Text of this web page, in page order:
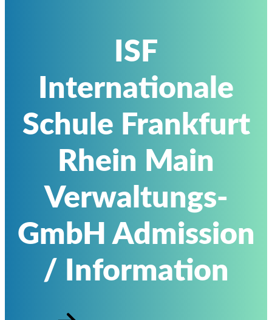
ISF
Internationale
Schule Frankfurt
Rhein Main
Verwaltungs-
GmbH Admission
/ Information